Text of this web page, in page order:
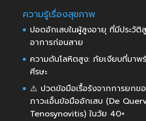
ความรู้เรื่องสุขภาพ
ปอดอักเสบในผู้สูงอายุ ที่มีประวัติ
อาการก่อนสาย
ความดันโลหิตสูง: ภัยเงียบที่มาพ
ศีรษะ
⚠️ ปวดข้อมือเรื้อรังจากการยกข
ภาวะเอ็นข้อมืออักเสบ (De
Tenosynovitis) ในวัย 40+